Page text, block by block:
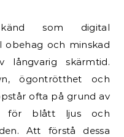
obehag och minskad
skärmtid.
ögontrötthet och
ofta på grund av
för blått ljus och
Att förstå dessa